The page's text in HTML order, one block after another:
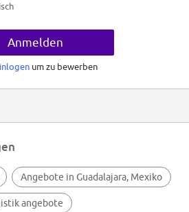
sec. técnica
Anmelden
um zu bewerben
Angebote in Guadalajara, Mexiko
angebote